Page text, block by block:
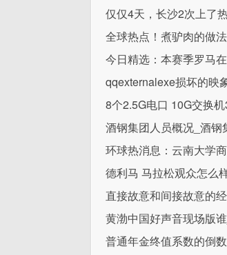
仅仅4天，长沙2次上了
全球热点！煮驴肉的做
今日精选：本赛季罗马
qqexternalexe损坏的映
8个2.5G电口 10G交换
酒钢集团人员概况_酒钢
环球热消息：云南大学
德利马 马拉松观众怎么
直接故意和间接故意的
黄渤中国好声音现场版
普通年金终值系数的倒